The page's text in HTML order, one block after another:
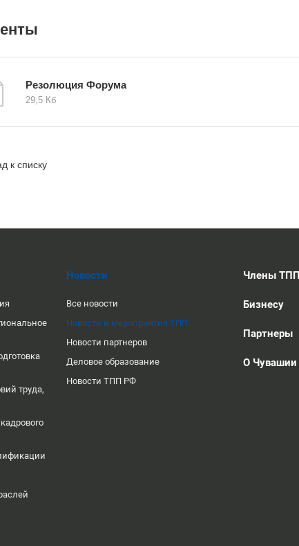
Резолюция Форума
29,5 Кб
к списку
труда,
Новости
Все новости
Новости и мероприятия ТПП
Новости партнеров
Деловое образование
Новости ТПП РФ
Члены ТПП
Бизнесу
Партнеры
О Чувашии